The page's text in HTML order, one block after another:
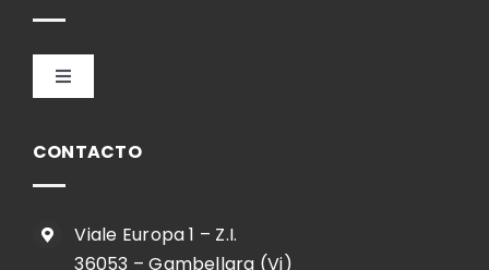
Toggle
CONTACTO
Viale Europa 1 – Z.I.
36053 – Gambellara (Vi)